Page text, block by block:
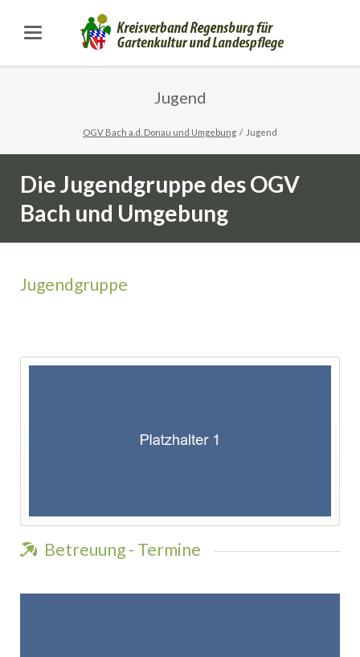
Jugend
OGV Bach a.d. Donau und Umgebung Jugend
Die Jugendgruppe des OGV
Bach und Umgebung
Jugendgruppe
Betreuung - Termine